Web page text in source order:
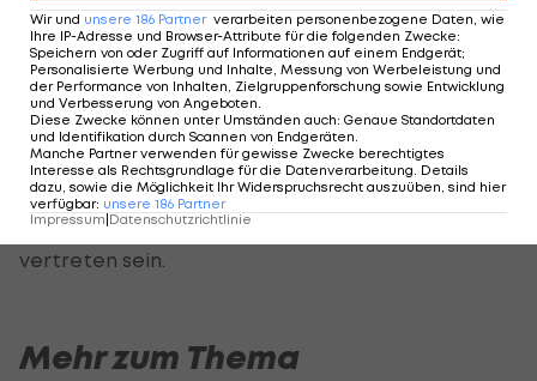
war er. Wenn er hierher kommt und ihr dann auf
die hört, die sagen 'Mit Dreierkette kann man
nicht spielen', dann holt ihn euch gar nicht erst",
gibt dieser aber zu bedenken.
Ob Glasner tatsächlich den Schritt in die Türkei
erwägt, ist unklar. Besiktas ist in der Liga bereits
fix Vierter, wird kommende Saison im Europacup
vertreten sein.
Mehr zum Thema
Wir und unsere 186 Partner verarbeiten personenbezogene Daten, wie
Ihre IP-Adresse und Browser-Attribute für die folgenden Zwecke:
Speichern von oder Zugriff auf Informationen auf einem Endgerät;
Personalisierte Werbung und Inhalte, Messung von Werbeleistung und
der Performance von Inhalten, Zielgruppenforschung sowie Entwicklung
und Verbesserung von Angeboten
Diese Zwecke können unter Umständen auch: Genaue Standortdaten
und Identifikation durch Scannen von Endgeräten
Manche Partner verwenden für gewisse Zwecke berechtigtes
Interesse als Rechtsgrundlage für die Datenverarbeitung. Details
dazu, sowie die Möglichkeit Ihr Widerspruchsrecht auszuüben, sind hier
verfügbar: unsere 186 Partner
Impressum|Datenschutzrichtlinie